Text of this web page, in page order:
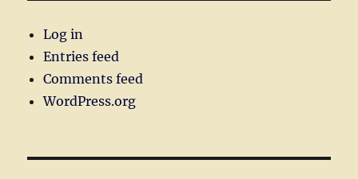
Log in
Entries feed
Comments feed
WordPress.org